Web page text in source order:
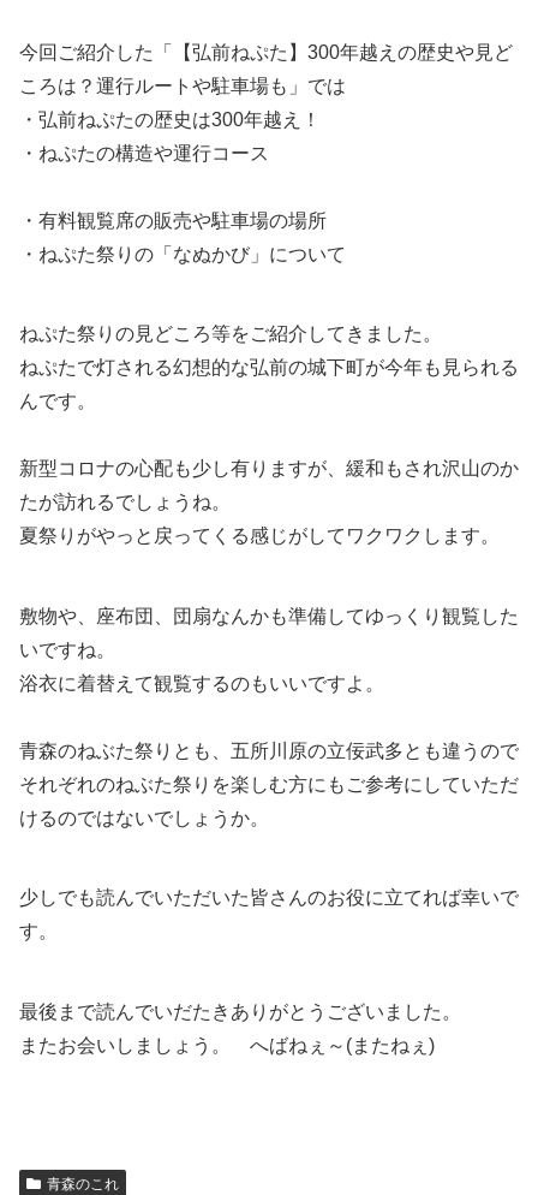
今回ご紹介した「【弘前ねぷた】300年越えの歴史や見ど
ころは？運行ルートや駐車場も」では
・弘前ねぷたの歴史は300年越え！
・ねぷたの構造や運行コース
・有料観覧席の販売や駐車場の場所
・ねぷた祭りの「なぬかび」について
ねぷた祭りの見どころ等をご紹介してきました。
ねぷたで灯される幻想的な弘前の城下町が今年も見られる
んです。
新型コロナの心配も少し有りますが、緩和もされ沢山のか
たが訪れるでしょうね。
夏祭りがやっと戻ってくる感じがしてワクワクします。
敷物や、座布団、団扇なんかも準備してゆっくり観覧した
いですね。
浴衣に着替えて観覧するのもいいですよ。
青森のねぶた祭りとも、五所川原の立佞武多とも違うので
それぞれのねぶた祭りを楽しむ方にもご参考にしていただ
けるのではないでしょうか。
少しでも読んでいただいた皆さんのお役に立てれば幸いで
す。
最後まで読んでいだたきありがとうございました。
またお会いしましょう。 へばねぇ～(またねぇ)
青森のこれ